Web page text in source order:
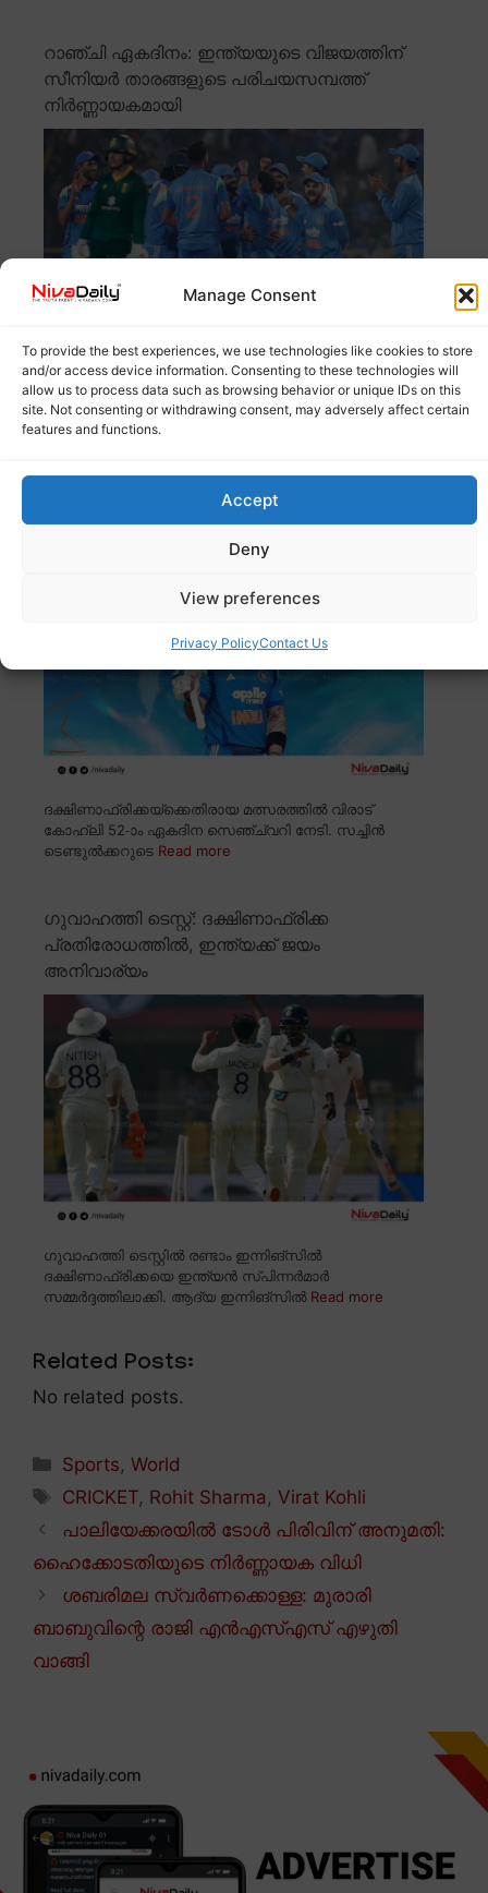
Manage Consent
To provide the best experiences, we use technologies like cookies to store
and/or access device information. Consenting to these technologies will
allow us to process data such as browsing behavior or unique IDs on this
site. Not consenting or withdrawing consent, may adversely affect certain
features and functions.
Accept
Deny
View preferences
Privacy PolicyContact Us
റാഞ്ചി ഏകദിനം: ഇന്ത്യയുടെ വിജയത്തിന്
സീനിയർ താരങ്ങളുടെ പരിചയസമ്പത്ത്
നിർണ്ണായകമായി
റാഞ്ചി ഏകദിനത്തിൽ ഇന്ത്യ ദക്ഷിണാഫ്രിക്കയെ 17
റൺസിന് തോൽപ്പിച്ചു. രോഹിത് ശർമ്മയുടെയും വിരാട്
Read more
വിരാട് കോഹ്ലിക്ക് അഭിനന്ദന പ്രവാഹം; 52-ാം
സെഞ്ച്വറിയിൽ റെക്കോർഡ് നേട്ടം
ദക്ഷിണാഫ്രിക്കയ്ക്കെതിരായ മത്സരത്തിൽ വിരാട്
കോഹ്ലി 52-ാം ഏകദിന സെഞ്ച്വറി നേടി. സച്ചിൻ
ടെണ്ടുൽക്കറുടെ Read more
ഗുവാഹത്തി ടെസ്റ്റ്: ദക്ഷിണാഫ്രിക്ക
പ്രതിരോധത്തിൽ, ഇന്ത്യക്ക് ജയം
അനിവാര്യം
ഗുവാഹത്തി ടെസ്റ്റിൽ രണ്ടാം ഇന്നിങ്സിൽ
ദക്ഷിണാഫ്രിക്കയെ ഇന്ത്യൻ സ്പിന്നർമാർ
സമ്മർദ്ദത്തിലാക്കി. ആദ്യ ഇന്നിങ്സിൽ Read more
Related Posts:
No related posts.
Categories
Sports,World
Tags
CRICKET, Rohit Sharma , Virat Kohli
പാലിയേക്കരയിൽ ടോൾ പിരിവിന് അനുമതി:
ഹൈക്കോടതിയുടെ നിർണ്ണായക വിധി
ശബരിമല സ്വർണക്കൊള്ള: മുരാരി
ബാബുവിന്റെ രാജി എൻഎസ്എസ് എഴുതി
വാങ്ങി